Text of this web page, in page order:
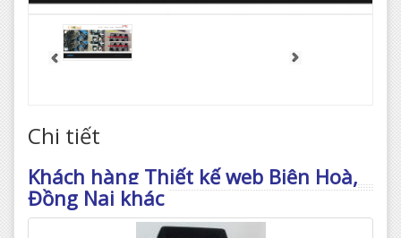
Chi tiết
Khách hàng Thiết kế web Biên Hoà,
Đồng Nai khác